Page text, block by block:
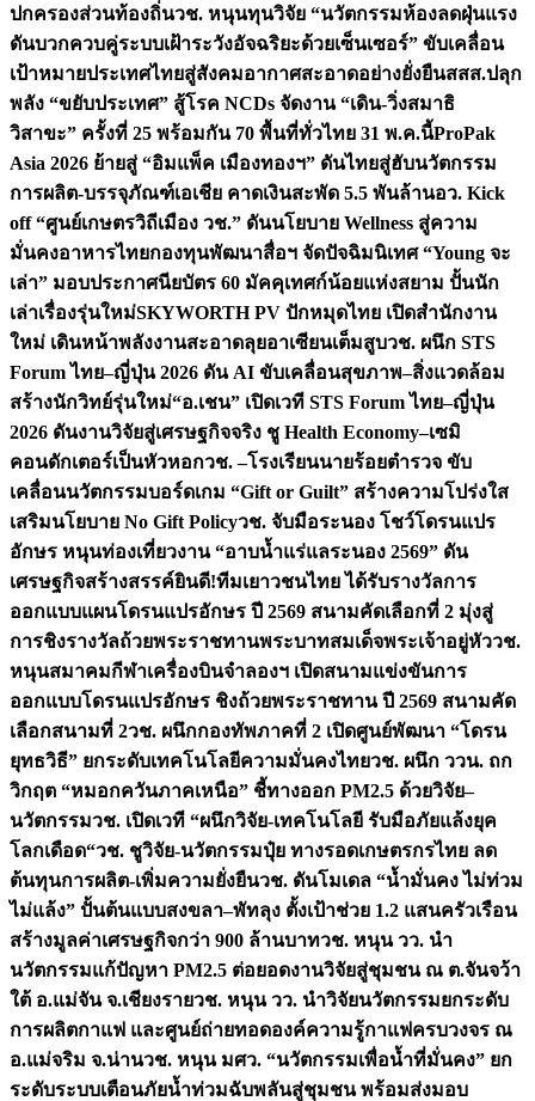
ปกครองส่วนท้องถิ่นวช. หนุนทุนวิจัย “นวัตกรรมห้องลดฝุ่นแรง
ดันบวกควบคู่ระบบเฝ้าระวังอัจฉริยะด้วยเซ็นเซอร์” ขับเคลื่อน
เป้าหมายประเทศไทยสู่สังคมอากาศสะอาดอย่างยั่งยืนสสส.ปลุก
พลัง “ขยับประเทศ” สู้โรค NCDs จัดงาน “เดิน-วิ่งสมาธิ
วิสาขะ” ครั้งที่ 25 พร้อมกัน 70 พื้นที่ทั่วไทย 31 พ.ค.นี้ProPak
Asia 2026 ย้ายสู่ “อิมแพ็ค เมืองทองฯ” ดันไทยสู่ฮับนวัตกรรม
การผลิต-บรรจุภัณฑ์เอเชีย คาดเงินสะพัด 5.5 พันล้านอว. Kick
off “ศูนย์เกษตรวิถีเมือง วช.” ดันนโยบาย Wellness สู่ความ
มั่นคงอาหารไทยกองทุนพัฒนาสื่อฯ จัดปัจฉิมนิเทศ “Young จะ
เล่า” มอบประกาศนียบัตร 60 มัคคุเทศก์น้อยแห่งสยาม ปั้นนัก
เล่าเรื่องรุ่นใหม่SKYWORTH PV ปักหมุดไทย เปิดสำนักงาน
ใหม่ เดินหน้าพลังงานสะอาดลุยอาเซียนเต็มสูบวช. ผนึก STS
Forum ไทย–ญี่ปุ่น 2026 ดัน AI ขับเคลื่อนสุขภาพ–สิ่งแวดล้อม
สร้างนักวิทย์รุ่นใหม่“อ.เชน” เปิดเวที STS Forum ไทย–ญี่ปุ่น
2026 ดันงานวิจัยสู่เศรษฐกิจจริง ชู Health Economy–เซมิ
คอนดักเตอร์เป็นหัวหอกวช. –โรงเรียนนายร้อยตำรวจ ขับ
เคลื่อนนวัตกรรมบอร์ดเกม “Gift or Guilt” สร้างความโปร่งใส
เสริมนโยบาย No Gift Policyวช. จับมือระนอง โชว์โดรนแปร
อักษร หนุนท่องเที่ยวงาน “อาบน้ำแร่แลระนอง 2569” ดัน
เศรษฐกิจสร้างสรรค์ยินดี!ทีมเยาวชนไทย ได้รับรางวัลการ
ออกแบบแผนโดรนแปรอักษร ปี 2569 สนามคัดเลือกที่ 2 มุ่งสู่
การชิงรางวัลถ้วยพระราชทานพระบาทสมเด็จพระเจ้าอยู่หัววช.
หนุนสมาคมกีฬาเครื่องบินจำลองฯ เปิดสนามแข่งขันการ
ออกแบบโดรนแปรอักษร ชิงถ้วยพระราชทาน ปี 2569 สนามคัด
เลือกสนามที่ 2วช. ผนึกกองทัพภาคที่ 2 เปิดศูนย์พัฒนา “โดรน
ยุทธวิธี” ยกระดับเทคโนโลยีความมั่นคงไทยวช. ผนึก ววน. ถก
วิกฤต “หมอกควันภาคเหนือ” ชี้ทางออก PM2.5 ด้วยวิจัย–
นวัตกรรมวช. เปิดเวที “ผนึกวิจัย-เทคโนโลยี รับมือภัยแล้งยุค
โลกเดือด“วช. ชูวิจัย-นวัตกรรมปุ๋ย ทางรอดเกษตรกรไทย ลด
ต้นทุนการผลิต-เพิ่มความยั่งยืนวช. ดันโมเดล “น้ำมั่นคง ไม่ท่วม
ไม่แล้ง” ปั้นต้นแบบสงขลา–พัทลุง ตั้งเป้าช่วย 1.2 แสนครัวเรือน
สร้างมูลค่าเศรษฐกิจกว่า 900 ล้านบาทวช. หนุน วว. นำ
นวัตกรรมแก้ปัญหา PM2.5 ต่อยอดงานวิจัยสู่ชุมชน ณ ต.จันจว้า
ใต้ อ.แม่จัน จ.เชียงรายวช. หนุน วว. นำวิจัยนวัตกรรมยกระดับ
การผลิตกาแฟ และศูนย์ถ่ายทอดองค์ความรู้กาแฟครบวงจร ณ
อ.แม่จริม จ.น่านวช. หนุน มศว. “นวัตกรรมเพื่อน้ำที่มั่นคง” ยก
ระดับระบบเตือนภัยน้ำท่วมฉับพลันสู่ชุมชน พร้อมส่งมอบ